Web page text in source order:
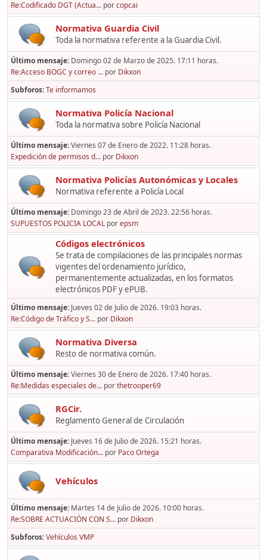
Re:Codificado DGT (Actua... porcopcai
Normativa Guardia Civil
Toda la normativa referente a la Guardia Civil.
Último mensaje: Domingo 02 de Marzo de 2025. 17:11 horas.
Re:Acceso BOGC y correo ... por Dikxon
Subforos Te informamos
Normativa Policía Nacional
Toda la normativa sobre Policía Nacional
Último mensaje:Viernes 07 de Enero de 2022. 11:28 horas.
Expedición de permisos d... por Dikxon
Normativa Policías Autonómicas y Locales
Normativa referente a Policía Local
Último mensaje: Domingo 23 de Abril de 2023. 22:56 horas.
SUPUESTOS POLICIA LOCAL porepsm
Códigos electrónicos
Se trata de compilaciones de las principales normas
vigentes del ordenamiento jurídico,
permanentemente actualizadas, en los formatos
electrónicos PDF y ePUB.
Último mensaje: Jueves 02 de Julio de 2026. 19:03 horas.
Re:Código de Tráfico y S... por Dikxon
Normativa Diversa
Resto de normativa común.
Último mensaje:Viernes 30 de Enero de 2026. 17:40 horas.
Re:Medidas especiales de... porthetrooper69
RGCir.
Reglamento General de Circulación
Último mensaje: Jueves 16 de Julio de 2026. 15:21 horas.
Comparativa Modificación... por Paco Ortega
Vehículos
Último mensaje: Martes 14 de Julio de 2026. 10:00 horas.
Re:SOBRE ACTUACIÓN CON S... por Dikxon
Subforos Vehículos VMP